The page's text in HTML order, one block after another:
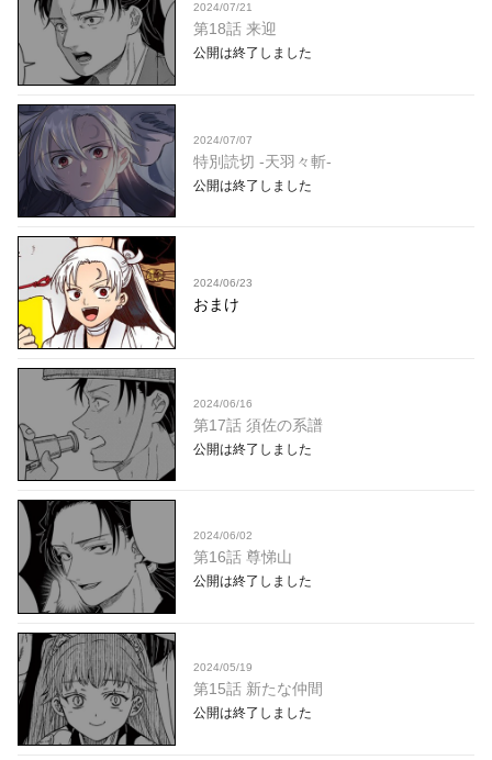
2024/07/21
第18話 来迎
公開は終了しました
2024/07/07
特別読切 -天羽々斬-
公開は終了しました
2024/06/23
おまけ
2024/06/16
第17話 須佐の系譜
公開は終了しました
2024/06/02
第16話 尊悌山
公開は終了しました
2024/05/19
第15話 新たな仲間
公開は終了しました